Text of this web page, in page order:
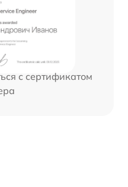
с сертификатом